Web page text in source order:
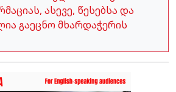
ასევე, წესებსა და
გაეცნო მხარდაჭერის